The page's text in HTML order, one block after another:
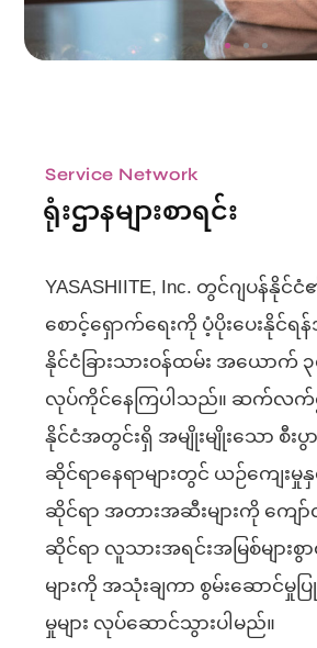
ဂျပန်မှာအလုပ်လုပ်ကြ
မနှင်းနှင်းအောင်
၂၀၂၀ ခုနှစ် YASASHIITE, Inc. သို့
၂၀၂၃ ခုနှစ် နေထိုင်ခွင့်အရည်အချင်း “အထူးက
ပြောင်းလဲ
MORE
သင်တန်းသားအနေနဲ့ ဂျပ
ရောက်လာခဲ့တဲ့
၂၀၂၀ ခုနှစ် YASASHIITE, Inc. သို့
၂၀၂၃ ခုနှစ် နေထိုင်ခွင့်အရည်အချင်း “အထူးကျွ
ပြောင်းလဲ
၂၀၂၃ ခုနှစ် နိုင်ငံအဆင့်အသိအမှတ်ပြုအရည်အချင်း
ကိုရရှိ
MORE
၂၀၂၀ ခုနှစ် YASASHIITE, Inc. သို့
၂၀၂၃ ခုနှစ် နေထိုင်ခွင့်အရည်အချင်း “အထူးကျွ
MORE
ဂျပန်မှာအလုပ်လုပ်ကြ
မနှင်းနှင်းအောင်
၂၀၂၀ ခုနှစ် YASASHIITE, Inc. သို့
၂၀၂၃ ခုနှစ် နေထိုင်ခွင့်အရည်အချင်း “အထူးက
ပြောင်းလဲ
MORE
သင်တန်းသားအနေနဲ့ ဂျပ
ရောက်လာခဲ့တဲ့
၂၀၂၀ ခုနှစ် YASASHIITE, Inc. သို့
၂၀၂၃ ခုနှစ် နေထိုင်ခွင့်အရည်အချင်း “အထူးကျွ
ပြောင်းလဲ
၂၀၂၃ ခုနှစ် နိုင်ငံအဆင့်အသိအမှတ်ပြုအရည်အချင်း
ကိုရရှိ
MORE
၂၀၂၀ ခုနှစ် YASASHIITE, Inc. သို့
၂၀၂၃ ခုနှစ် နေထိုင်ခွင့်အရည်အချင်း “အထူးကျွ
MORE
ဂျပန်မှာအလုပ်လုပ်ကြ
မနှင်းနှင်းအောင်
၂၀၂၀ ခုနှစ် YASASHIITE, Inc. သို့
၂၀၂၃ ခုနှစ် နေထိုင်ခွင့်အရည်အချင်း “အထူးက
ပြောင်းလဲ
MORE
သင်တန်းသားအနေနဲ့ ဂျပ
ရောက်လာခဲ့တဲ့
၂၀၂၀ ခုနှစ် YASASHIITE, Inc. သို့
၂၀၂၃ ခုနှစ် နေထိုင်ခွင့်အရည်အချင်း “အထူးကျွ
ပြောင်းလဲ
၂၀၂၃ ခုနှစ် နိုင်ငံအဆင့်အသိအမှတ်ပြုအရည်အချင်း
ကိုရရှိ
MORE
၂၀၂၀ ခုနှစ် YASASHIITE, Inc. သို့
၂၀၂၃ ခုနှစ် နေထိုင်ခွင့်အရည်အချင်း “အထူးကျွ
MORE
Service Network
ရုံးဌာနများစာရင်း
YASASHIITE, Inc. တွင်ဂျပန်နိုင်
စောင့်ရှောက်ရေးကို ပံ့ပိုးပေးနိုင်
နိုင်ငံခြားသားဝန်ထမ်း အယောက်
လုပ်ကိုင်နေကြပါသည်။ ဆက်လက်
နိုင်ငံအတွင်းရှိ အမျိုးမျိုးသော စီးပွ
ဆိုင်ရာနေရာများတွင် ယဉ်ကျေး
ဆိုင်ရာ အတားအဆီးများကို ကျော်လွှ
ဆိုင်ရာ လူသားအရင်းအမြစ်များ
များကို အသုံးချကာ စွမ်းဆောင်မှု
မှုများ လုပ်ဆောင်သွားပါမည်။